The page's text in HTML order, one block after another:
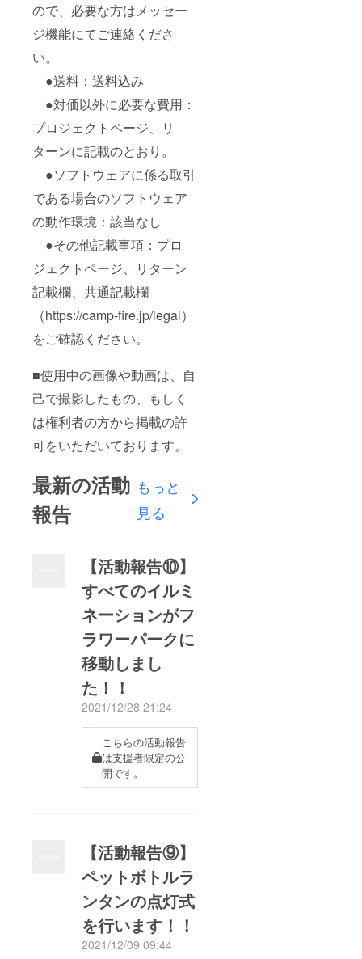
ので、必要な方はメッセー
ジ機能にてご連絡くださ
い。
●送料：送料込み
●対価以外に必要な費用：
プロジェクトページ、リ
ターンに記載のとおり。
●ソフトウェアに係る取引
である場合のソフトウェア
の動作環境：該当なし
●その他記載事項：プロ
ジェクトページ、リターン
記載欄、共通記載欄
（https://camp-fire.jp/legal）
をご確認ください。
■使用中の画像や動画は、自
己で撮影したもの、もしく
は権利者の方から掲載の許
可をいただいております。
最新の活動
報告
もっと
見る
【活動報告⑩】
すべてのイルミ
ネーションがフ
ラワーパークに
移動しまし
た！！
2021/12/28 21:24
こちらの活動報告
は支援者限定の公
開です。
【活動報告⑨】
ペットボトルラ
ンタンの点灯式
を行います！！
2021/12/09 09:44